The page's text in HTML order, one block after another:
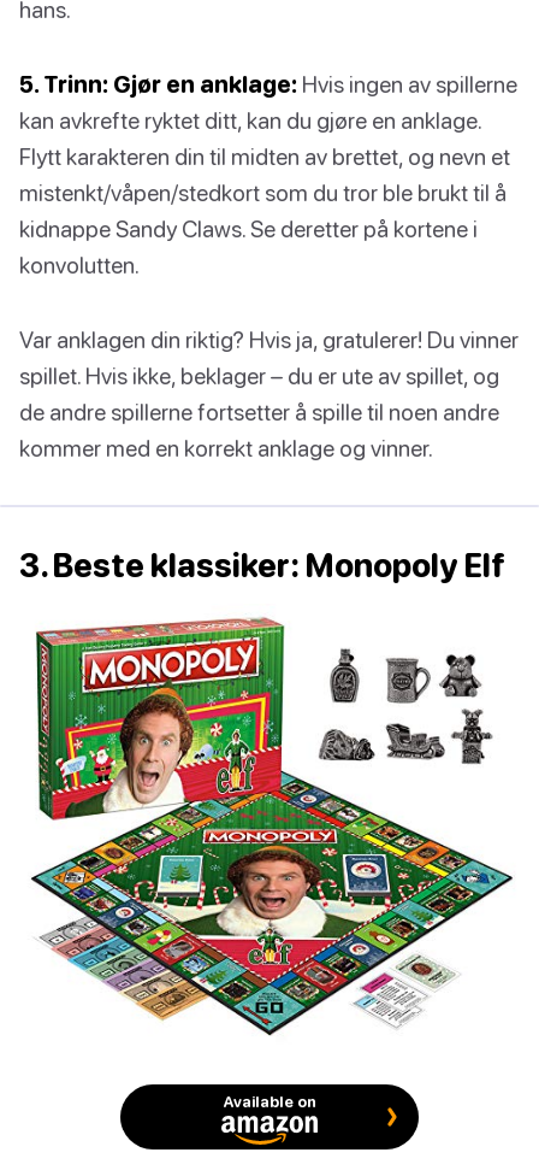
hans.
5. Trinn: Gjør en anklage: Hvis ingen av spillerne
kan avkrefte ryktet ditt, kan du gjøre en anklage.
Flytt karakteren din til midten av brettet, og nevn et
mistenkt/våpen/stedkort som du tror ble brukt til å
kidnappe Sandy Claws. Se deretter på kortene i
konvolutten.
Var anklagen din riktig? Hvis ja, gratulerer! Du vinner
spillet. Hvis ikke, beklager – du er ute av spillet, og
de andre spillerne fortsetter å spille til noen andre
kommer med en korrekt anklage og vinner.
3. Beste klassiker: Monopoly Elf
Available on